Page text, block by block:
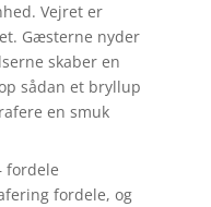
Vejret er
Gæsterne nyder
skaber en
sådan et bryllup
en smuk
fordele
fordele, og